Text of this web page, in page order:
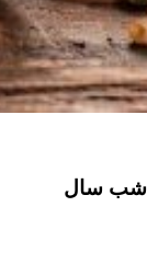
شب سال